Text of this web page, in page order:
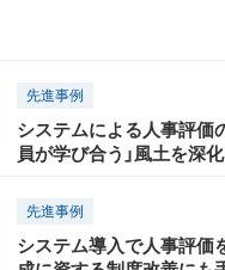
先進事例
システムによる人事評価
員が学び合う」風土を深
先進事例
システム導入で人事評価